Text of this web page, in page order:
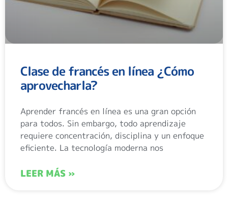
Clase de francés en línea ¿Cómo
aprovecharla?
Aprender francés en línea es una gran opción
para todos. Sin embargo, todo aprendizaje
requiere concentración, disciplina y un enfoque
eficiente. La tecnología moderna nos
LEER MÁS »